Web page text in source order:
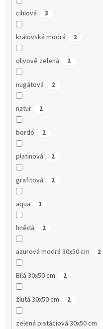
cihlová 3
královská modrá 2
olivově zelená 2
nugátová 2
natur 2
bordó 2
platinová 2
grafitová 2
aqua 1
hnědá 2
azurová modrá 30x50 cm 2
Bílá 30x50 cm 2
žlutá 30x50 cm 2
zelená pistáciová 30x50 cm